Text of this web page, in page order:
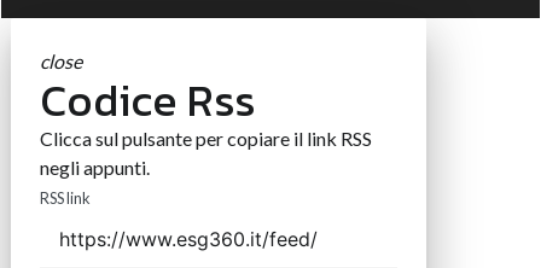
close
Codice Rss
Clicca sul pulsante per copiare il link RSS
negli appunti.
RSS link